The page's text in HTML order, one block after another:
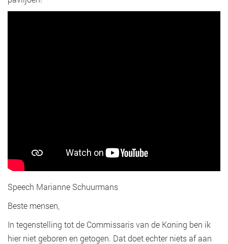
Speech Marianne Schuurmans
Beste mensen,
In tegenstelling tot de Commissaris van de Koning ben ik
hier niet geboren en getogen. Dat doet echter niets af aan